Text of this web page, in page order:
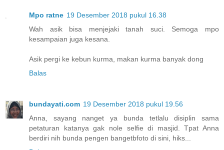
Mpo ratne 19 Desember 2018 pukul 16.38
Wah asik bisa menjejaki tanah suci. Semoga mpo
kesampaian juga kesana.
Asik pergi ke kebun kurma, makan kurma banyak dong
Balas
bundayati.com 19 Desember 2018 pukul 19.56
Anna, sayang nanget ya bunda tetlalu disiplin sama
petaturan katanya gak nole selfie di masjid. Tpat Anna
berdiri nih bunda pengen bangetbfoto di sini, hiks...